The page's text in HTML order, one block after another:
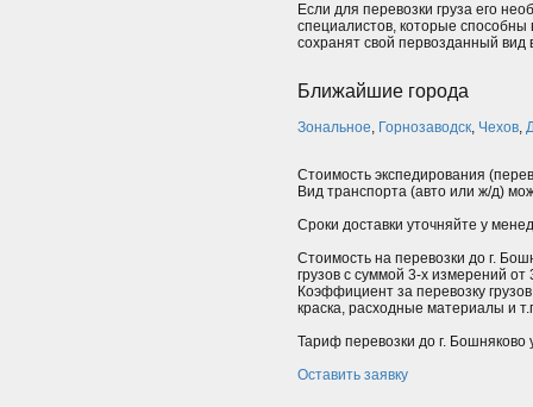
Если для перевозки груза его
специалистов, которые
сохранят свой первозданный
Ближайшие города
Зональное, Горнозаводск, Чехов,
Стоимость экспедирования
Вид транспорта (авто или ж/д)
Сроки доставки уточняйте у
Стоимость на перевозки до г.
грузов с суммой 3-х измерений
Коэффициент за перевозку
краска, расходные материалы и
Тариф перевозки до г.
Оставить заявку